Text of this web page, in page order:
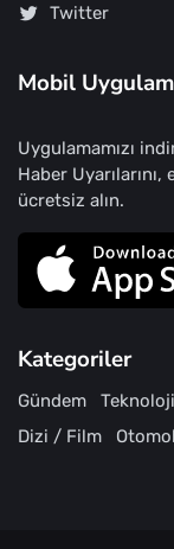
Twitter
Mobil
Uygulamamızı
Haber
ücretsiz alın.
Kategoriler
Gündem Teknoloji
Dizi / Film